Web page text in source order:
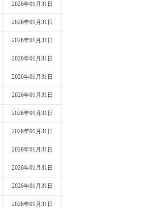
2026年01月31日
2026年01月31日
2026年01月31日
2026年01月31日
2026年01月31日
2026年01月31日
2026年01月31日
2026年01月31日
2026年01月31日
2026年01月31日
2026年01月31日
2026年01月31日